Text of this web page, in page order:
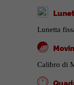
Lunetta
Calibro di